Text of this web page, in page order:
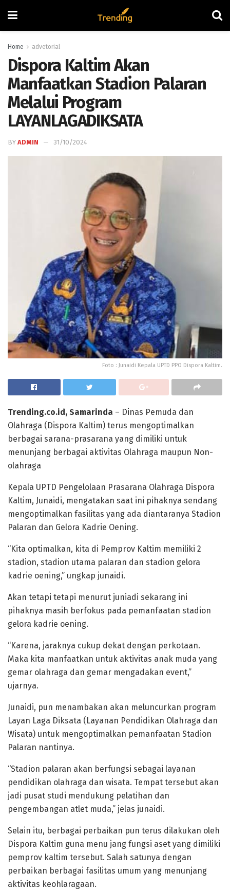
Home advetorial
Dispora Kaltim Akan
Manfaatkan Stadion Palaran
Melalui Program
LAYANLAGADIKSATA
BY ADMIN 31/10/2024
Foto : Junaidi Kepala UPTD PPO Dispora Kaltim.
Trending.co.id, Samarinda – Dinas Pemuda dan
Olahraga (Dispora Kaltim) terus mengoptimalkan
berbagai sarana-prasarana yang dimiliki untuk
menunjang berbagai aktivitas Olahraga maupun Non-
olahraga
Kepala UPTD Pengelolaan Prasarana Olahraga Dispora
Kaltim, Junaidi, mengatakan saat ini pihaknya sendang
mengoptimalkan fasilitas yang ada diantaranya Stadion
Palaran dan Gelora Kadrie Oening.
“Kita optimalkan, kita di Pemprov Kaltim memiliki 2
stadion, stadion utama palaran dan stadion gelora
kadrie oening,” ungkap junaidi.
Akan tetapi tetapi menurut juniadi sekarang ini
pihaknya masih berfokus pada pemanfaatan stadion
gelora kadrie oening.
“Karena, jaraknya cukup dekat dengan perkotaan.
Maka kita manfaatkan untuk aktivitas anak muda yang
gemar olahraga dan gemar mengadakan event,”
ujarnya.
Junaidi, pun menambakan akan meluncurkan program
Layan Laga Diksata (Layanan Pendidikan Olahraga dan
Wisata) untuk mengoptimalkan pemanfaatan Stadion
Palaran nantinya.
“Stadion palaran akan berfungsi sebagai layanan
pendidikan olahraga dan wisata. Tempat tersebut akan
jadi pusat studi mendukung pelatihan dan
pengembangan atlet muda,” jelas junaidi.
Selain itu, berbagai perbaikan pun terus dilakukan oleh
Dispora Kaltim guna menu jang fungsi aset yang dimiliki
pemprov kaltim tersebut. Salah satunya dengan
perbaikan berbagai fasilitas umum yang menunjang
aktivitas keohlaragaan.